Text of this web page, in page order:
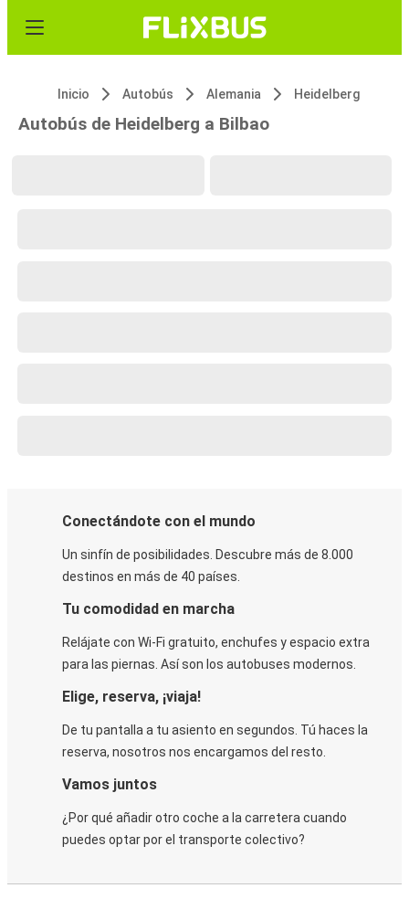
Inicio Autobús Alemania Heidelberg
Autobús de Heidelberg a Bilbao
Conectándote con el mundo
Un sinfín de posibilidades. Descubre más de 8.000
destinos en más de 40 países.
Tu comodidad en marcha
Relájate con Wi-Fi gratuito, enchufes y espacio extra
para las piernas. Así son los autobuses modernos.
Elige, reserva, ¡viaja!
De tu pantalla a tu asiento en segundos. Tú haces la
reserva, nosotros nos encargamos del resto.
Vamos juntos
¿Por qué añadir otro coche a la carretera cuando
puedes optar por el transporte colectivo?